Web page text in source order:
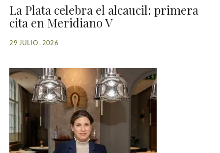
La Plata celebra el alcaucil: primera
cita en Meridiano V
29 JULIO , 2026